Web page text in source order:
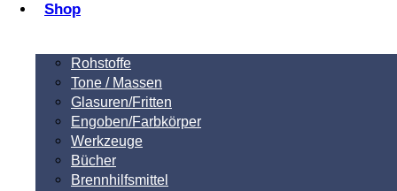
Shop
Rohstoffe
Tone / Massen
Glasuren/Fritten
Engoben/Farbkörper
Werkzeuge
Bücher
Brennhilfsmittel